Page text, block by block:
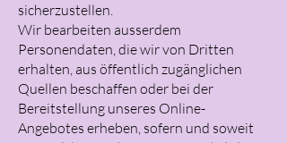
sicherzustellen.
Wir bearbeiten ausserdem
Personendaten, die wir von Dritten
erhalten, aus öffentlich zugänglichen
Quellen beschaffen oder bei der
Bereitstellung unseres Online-
Angebotes erheben, sofern und soweit